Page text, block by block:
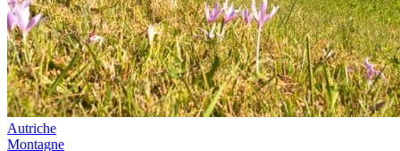
Autriche
Montagne